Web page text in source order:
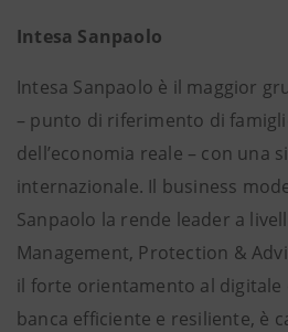
Intesa Sanpaolo
Intesa Sanpaolo è il maggior
– punto di riferimento di
dell’economia reale – con una
internazionale. Il business
Sanpaolo la rende leader a
Management, Protection &
il forte orientamento al digitale
banca efficiente e resiliente, è